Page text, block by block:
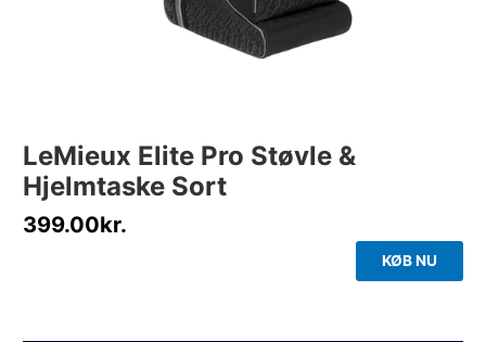
LeMieux Elite Pro Støvle &
Hjelmtaske Sort
399.00kr.
KØB NU